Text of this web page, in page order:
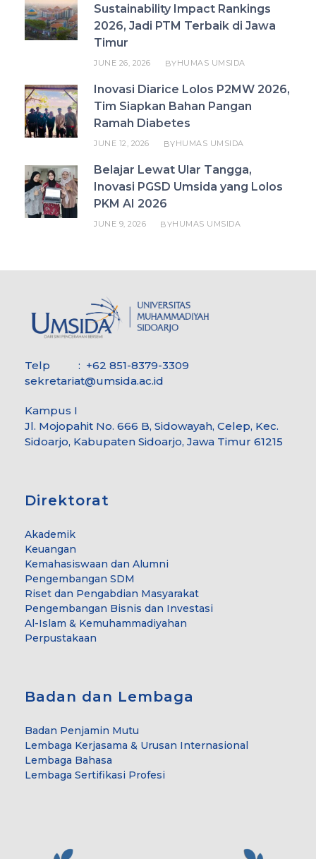
Sustainability Impact Rankings
2026, Jadi PTM Terbaik di Jawa
Timur
JUNE 26, 2026 BYHUMAS UMSIDA
Inovasi Diarice Lolos P2MW 2026,
Tim Siapkan Bahan Pangan
Ramah Diabetes
JUNE 12, 2026 BYHUMAS UMSIDA
Belajar Lewat Ular Tangga,
Inovasi PGSD Umsida yang Lolos
PKM AI 2026
JUNE 9, 2026 BYHUMAS UMSIDA
Telp : +62 851-8379-3309
sekretariat@umsida.ac.id
Kampus I
Jl. Mojopahit No. 666 B, Sidowayah, Celep, Kec.
Sidoarjo, Kabupaten Sidoarjo, Jawa Timur 61215
Direktorat
Akademik
Keuangan
Kemahasiswaan dan Alumni
Pengembangan SDM
Riset dan Pengabdian Masyarakat
Pengembangan Bisnis dan Investasi
Al-Islam & Kemuhammadiyahan
Perpustakaan
Badan dan Lembaga
Badan Penjamin Mutu
Lembaga Kerjasama & Urusan Internasional
Lembaga Bahasa
Lembaga Sertifikasi Profesi